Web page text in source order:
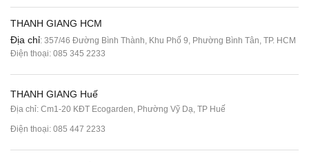
THANH GIANG HCM
Địa chỉ: 357/46 Đường Bình Thành, Khu Phố 9, Phường Bình Tân, TP. HCM
Điện thoại: 085 345 2233
THANH GIANG Huế
Địa chỉ: Cm1-20 KĐT Ecogarden, Phường Vỹ Dạ, TP Huế
Điện thoại: 085 447 2233